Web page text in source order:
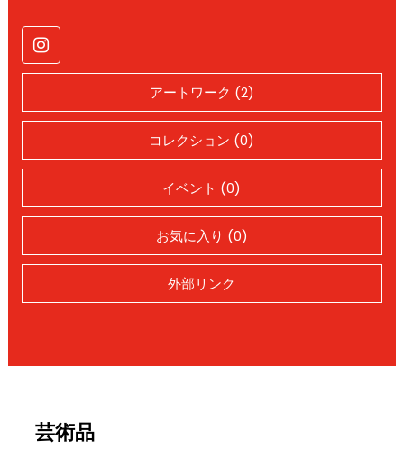
アートワーク (2)
コレクション (0)
イベント (0)
お気に入り (0)
外部リンク
芸術品